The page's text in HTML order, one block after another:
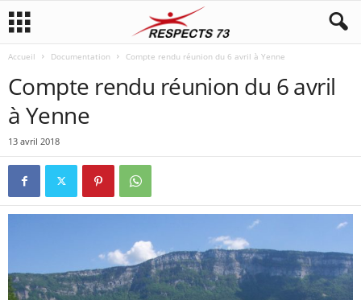
Accueil Documentation Compte rendu réunion du 6 avril à Yenne
Compte rendu réunion du 6 avril
à Yenne
13 avril 2018